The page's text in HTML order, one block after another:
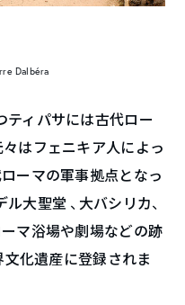
Dalbéra
ティパサには古代ロー
はフェニキア人によっ
ーマの軍事拠点となっ
大聖堂 、大バシリカ、
マ浴場や劇場などの跡
化遺産に登録されま